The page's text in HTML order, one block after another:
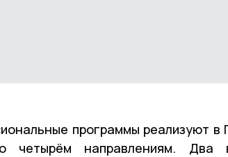
программы реализуют в
четырём направлениям. Два